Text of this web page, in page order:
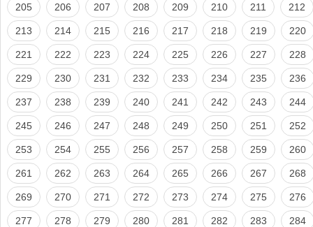
205 206 207 208 209 210 211 212
213 214 215 216 217 218 219 220
221 222 223 224 225 226 227 228
229 230 231 232 233 234 235 236
237 238 239 240 241 242 243 244
245 246 247 248 249 250 251 252
253 254 255 256 257 258 259 260
261 262 263 264 265 266 267 268
269 270 271 272 273 274 275 276
277 278 279 280 281 282 283 284